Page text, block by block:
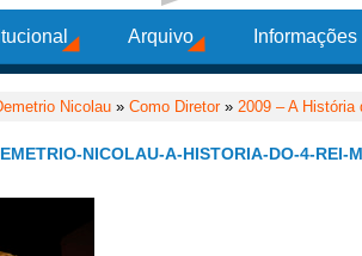
Arquivo
Nicolau » Como Diretor» 2009 – A História
NICOLAU-A-HISTORIA-DO-4-REI-